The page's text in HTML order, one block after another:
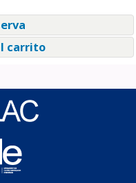
carrito